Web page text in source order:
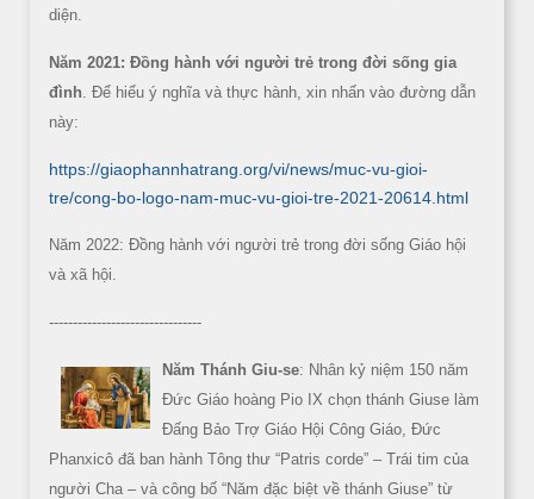
diện.
Năm 2021: Đồng hành với người trẻ trong đời sống gia
đình . Để hiểu ý nghĩa và thực hành, xin nhấn vào đường dẫn
này:
https://giaophannhatrang.org/vi/news/muc-vu-gioi-
tre/cong-bo-logo-nam-muc-vu-gioi-tre-2021-20614.html
Năm 2022: Đồng hành với người trẻ trong đời sống Giáo hội
và xã hội.
--------------------------------
Năm Thánh Giu-se: Nhân kỷ niệm 150 năm
Đức Giáo hoàng Pio IX chọn thánh Giuse làm
Đấng Bảo Trợ Giáo Hội Công Giáo, Đức
Phanxicô đã ban hành Tông thư “Patris corde” – Trái tim của
người Cha – và công bố “Năm đặc biệt về thánh Giuse” từ